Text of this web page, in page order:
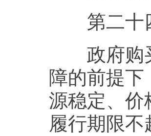
第二十
政府购买
障的前提
源稳定、价
履行期限